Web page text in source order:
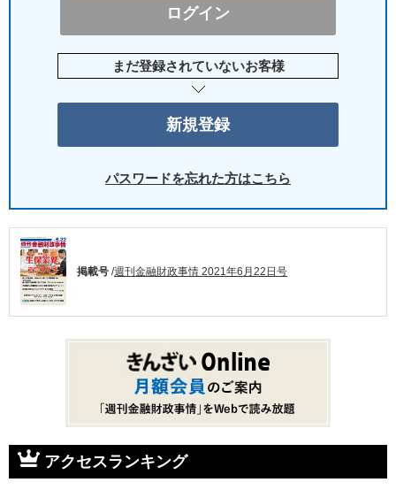
まだ登録されていないお客様
パスワードを忘れた方はこちら
掲載号 /週刊金融財政事情 2021年6月22日号
アクセスランキング